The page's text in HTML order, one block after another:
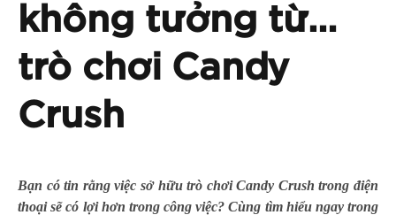
không tưởng từ…
trò chơi Candy
Crush
Bạn có tin rằng việc sở hữu trò chơi Candy Crush trong điện
thoại sẽ có lợi hơn trong công việc? Cùng tìm hiểu ngay trong